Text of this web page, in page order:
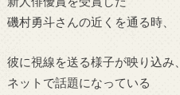
磯村勇斗さんの近くを通る時、
彼に視線を送る様子が映り込み、
ネットで話題になっている